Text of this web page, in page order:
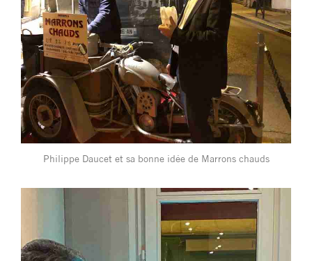
Philippe Daucet et sa bonne idée de Marrons chauds